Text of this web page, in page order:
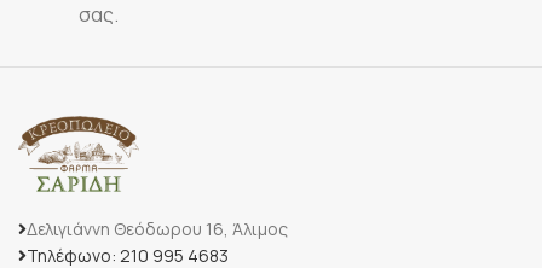
σας.
Δελιγιάννη Θεόδωρου 16, Άλιμος
Τηλέφωνο: 210 995 4683